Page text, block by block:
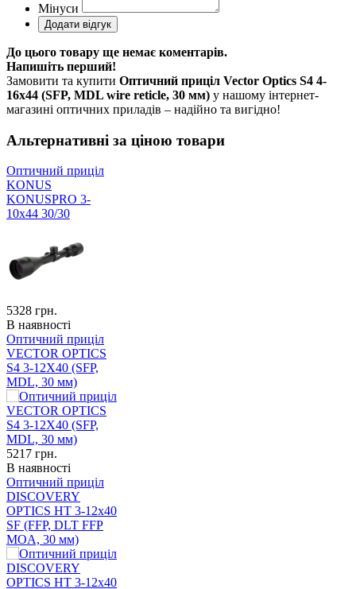
Мінуси
До цього товару ще немає коментарів.
Напишіть перший!
Замовити та купити Оптичний приціл Vector Optics S4 4-
16x44 (SFP, MDL wire reticle, 30 мм) у нашому інтернет-
магазині оптичних приладів – надійно та вигідно!
Альтернативні за ціною товари
Оптичний приціл
KONUS
KONUSPRO 3-
10x44 30/30
5328 грн.
В наявності
Оптичний приціл
VECTOR OPTICS
S4 3-12X40 (SFP,
MDL, 30 мм)
5217 грн.
В наявності
Оптичний приціл
DISCOVERY
OPTICS HT 3-12x40
SF (FFP, DLT FFP
MOA, 30 мм)